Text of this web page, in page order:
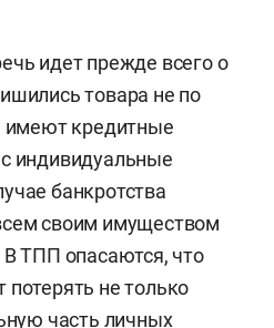
идет прежде всего о
товара не по
имеют кредитные
индивидуальные
банкротства
своим имуществом
ТПП опасаются, что
не только
часть личных